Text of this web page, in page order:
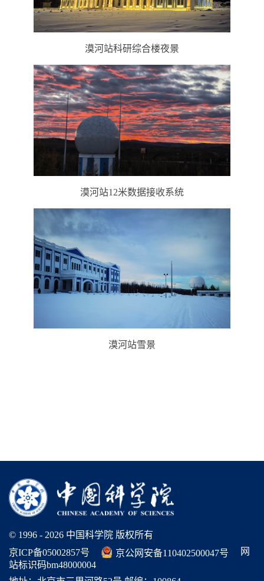
漠河站科研综合楼夜景
漠河站12米数据接收系统
漠河站雪景
© 1996 - 2026 中国科学院 版权所有
京ICP备05002857号
京公网安备110402500047号
网
站标识码bm48000004